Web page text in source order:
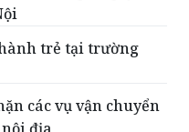
trẻ tại trường
các vụ vận chuyển
địa